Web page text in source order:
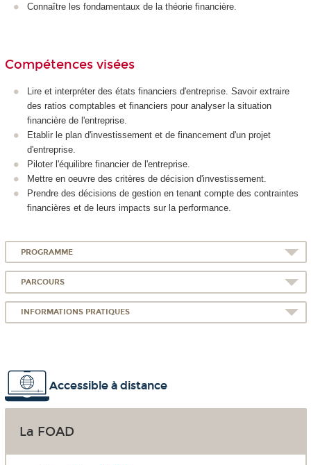
Connaître les fondamentaux de la théorie financière.
Compétences visées
Lire et interpréter des états financiers d'entreprise. Savoir extraire
des ratios comptables et financiers pour analyser la situation
financière de l'entreprise.
Etablir le plan d'investissement et de financement d'un projet
d'entreprise.
Piloter l'équilibre financier de l'entreprise.
Mettre en oeuvre des critères de décision d'investissement.
Prendre des décisions de gestion en tenant compte des contraintes
financières et de leurs impacts sur la performance.
PROGRAMME
PARCOURS
INFORMATIONS PRATIQUES
Accessible à distance
La FOAD